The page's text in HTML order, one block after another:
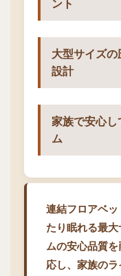
ント
大型サイズ
設計
家族で安心
ム
連結フロアベ
たり眠れる最
ムの安心品質
応し、家族の